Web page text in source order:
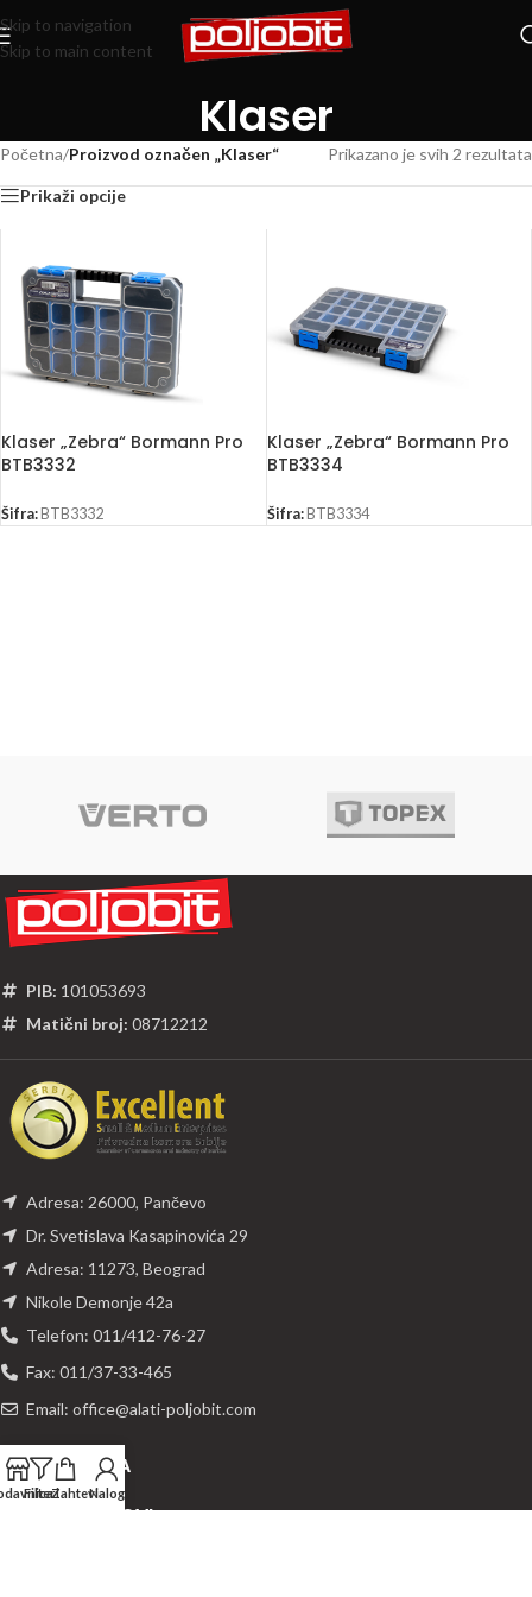
Skip to navigation
Skip to main content
Klaser
Početna/Proizvod označen „Klaser“ Prikazano je svih 2 rezultata
Prikaži opcije
Klaser „Zebra“ Bormann Pro
BTB3332
Šifra: BTB3332
Klaser „Zebra“ Bormann Pro
BTB3334
Šifra: BTB3334
PIB: 101053693
Matični broj: 08712212
Adresa: 26000, Pančevo
Dr. Svetislava Kasapinovića 29
Adresa: 11273, Beograd
Nikole Demonje 42a
Telefon: 011/412-76-27
Fax: 011/37-33-465
Email: office@alati-poljobit.com
PREUZIMANJA
KORISNI LINKOVI
FilteriZahteviNalog